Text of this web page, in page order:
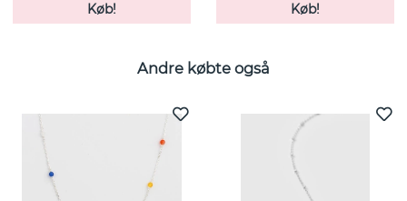
Køb!
Køb!
Andre købte også